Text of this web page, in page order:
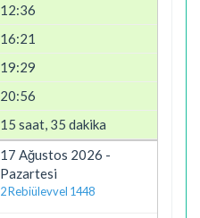
12:36
16:21
19:29
20:56
15 saat, 35 dakika
17 Ağustos 2026 -
Pazartesi
2 Rebiülevvel 1448